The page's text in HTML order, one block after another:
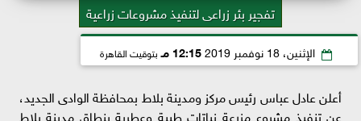
تفجير بئر زراعى لتنفيذ مشروعات زراعية
الإثنين، 18 نوفمبر 2019 12:15 مـ بتوقيت القاهرة
أعلن عادل عباس رئيس مركز ومدينة بلاط بمحافظة الوادى الجديد،
عن تنفيذ مشروع مزرعة نباتات طبية وعطرية بنطاق مدينة بلاط